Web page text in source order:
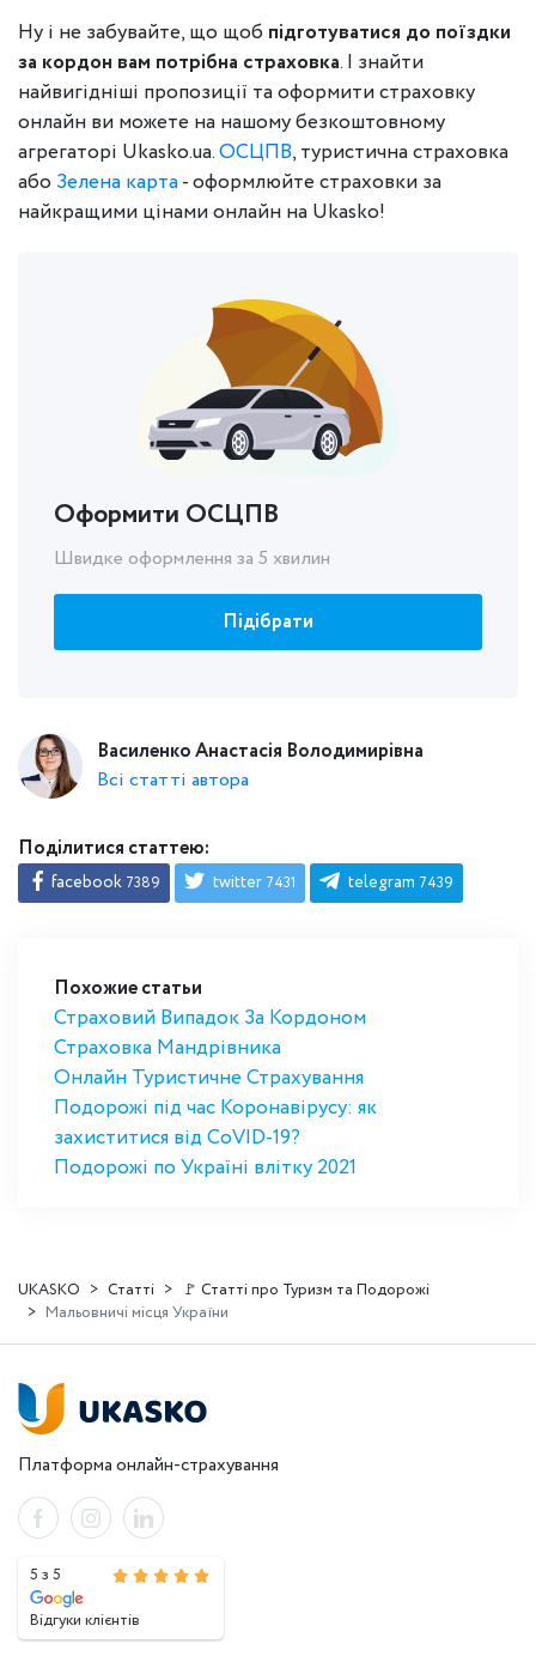
Похожие статьи
Страховий Випадок За Кордоном
Страховка Мандрівника
Онлайн Туристичне Страхування
Подорожі під час Коронавірусу: як
захиститися від CoVID-19?
Подорожі по Україні влітку 2021
Ну і не забувайте, що щоб підготуватися до поїздки
за кордон вам потрібна страховка. І знайти
найвигідніші пропозиції та оформити страховку
онлайн ви можете на нашому безкоштовному
агрегаторі Ukasko.ua.ОСЦПВ, туристична страховка
або Зелена карта- оформлюйте страховки за
найкращими цінами онлайн на Ukasko!
Оформити ОСЦПВ
Швидке оформлення за 5 хвилин
Підібрати
Василенко Анастасія Володимирівна
Всі статті автора
Поділитися статтею:
facebook 7389 twitter 7431 telegram 7439
UKASKO Статті
🚩 Статті про Туризм та Подорожі
Мальовничі місця України
Платформа онлайн-страхування
5 з 5
Відгуки клієнтів